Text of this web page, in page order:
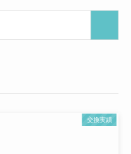
交換実績